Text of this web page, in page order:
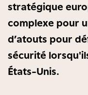
stratégique
complexe pour
d’atouts pour
sécurité
États-Unis.